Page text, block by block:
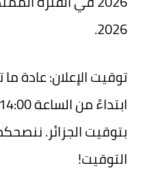
2026
.
توقيت الإعلان:عادة ما
ابتداءً من الساعة14:00 زوالاً أو 16:00 مساءً
بتوقيت الجزائر.
التوقيت!